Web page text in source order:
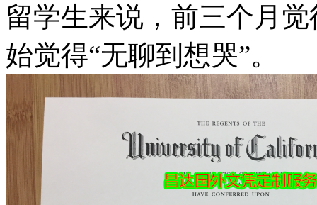
留学生来说，前三个月
始觉得“无聊到想哭”。